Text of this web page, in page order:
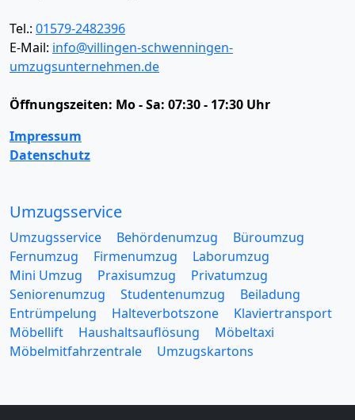
Tel.: 01579-2482396
E-Mail: info@villingen-schwenningen-
umzugsunternehmen.de
Öffnungszeiten: Mo - Sa: 07:30 - 17:30 Uhr
Impressum
Datenschutz
Umzugsservice
Umzugsservice Behördenumzug
Büroumzug
Fernumzug
Firmenumzug
Laborumzug
Mini Umzug
Praxisumzug
Privatumzug
Seniorenumzug
Studentenumzug
Beiladung
Entrümpelung
Halteverbotszone
Klaviertransport
Möbellift
Haushaltsauflösung
Möbeltaxi
Möbelmitfahrzentrale
Umzugskartons